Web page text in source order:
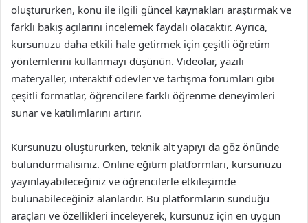
oluştururken, konu ile ilgili güncel kaynakları araştırmak ve
farklı bakış açılarını incelemek faydalı olacaktır. Ayrıca,
kursunuzu daha etkili hale getirmek için çeşitli öğretim
yöntemlerini kullanmayı düşünün. Videolar, yazılı
materyaller, interaktif ödevler ve tartışma forumları gibi
çeşitli formatlar, öğrencilere farklı öğrenme deneyimleri
sunar ve katılımlarını artırır.
Kursunuzu oluştururken, teknik alt yapıyı da göz önünde
bulundurmalısınız. Online eğitim platformları, kursunuzu
yayınlayabileceğiniz ve öğrencilerle etkileşimde
bulunabileceğiniz alanlardır. Bu platformların sunduğu
araçları ve özellikleri inceleyerek, kursunuz için en uygun